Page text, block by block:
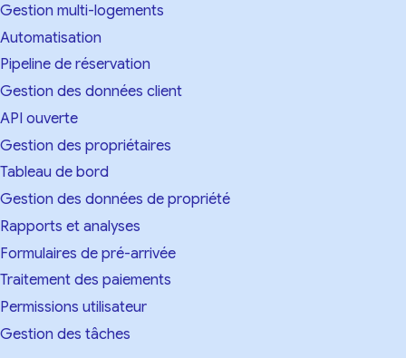
Gestion multi-logements
Automatisation
Pipeline de réservation
Gestion des données client
API ouverte
Gestion des propriétaires
Tableau de bord
Gestion des données de propriété
Rapports et analyses
Formulaires de pré-arrivée
Traitement des paiements
Permissions utilisateur
Gestion des tâches